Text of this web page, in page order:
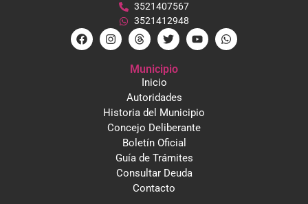
3521407567
3521412948
Municipio
Inicio
Autoridades
Historia del Municipio
Concejo Deliberante
Boletín Oficial
Guía de Trámites
Consultar Deuda
Contacto